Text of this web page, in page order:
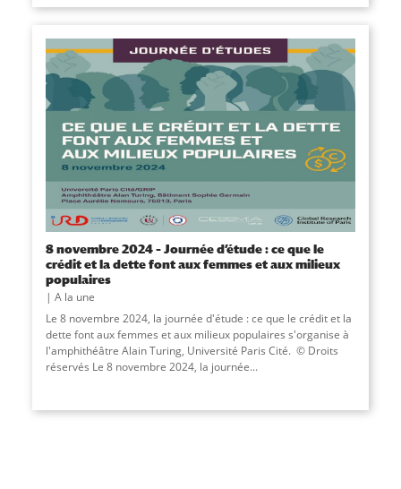
8 novembre 2024 – Journée d’étude : ce que le
crédit et la dette font aux femmes et aux milieux
populaires
A la une
Le 8 novembre 2024, la journée d'étude : ce que le crédit et la
dette font aux femmes et aux milieux populaires s'organise à
l'amphithéâtre Alain Turing, Université Paris Cité. © Droits
réservés Le 8 novembre 2024, la journée...